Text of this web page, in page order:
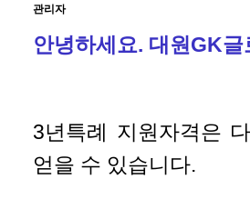
관리자
안녕하세요. 대원GK
3년특례 지원자격은
얻을 수 있습니다.